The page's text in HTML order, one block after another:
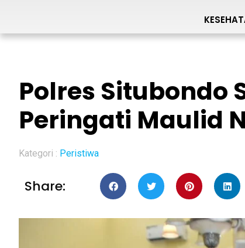
Polres Situbondo
Peringati Maulid
Kategori : Peristiwa
Share: